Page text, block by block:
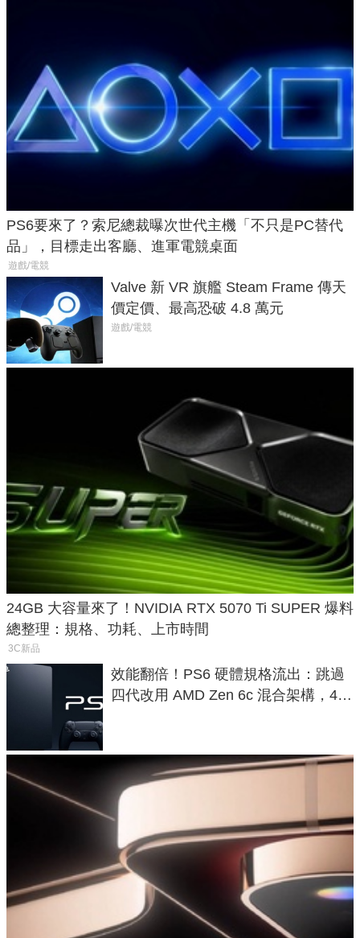
PS6要來了？索尼總裁曝次世代主機「不只是PC替代
品」，目標走出客廳、進軍電競桌面
遊戲/電競
Valve 新 VR 旗艦 Steam Frame 傳天
價定價、最高恐破 4.8 萬元
遊戲/電競
24GB 大容量來了！NVIDIA RTX 5070 Ti SUPER 爆料
總整理：規格、功耗、上市時間
3C新品
效能翻倍！PS6 硬體規格流出：跳過
四代改用 AMD Zen 6c 混合架構，4K